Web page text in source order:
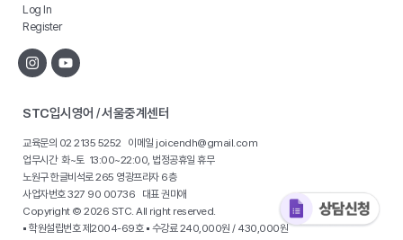
Log In
Register
STC입시영어 / 서울중계센터
교육문의 02 2135 5252 이메일 joicendh@gmail.com
업무시간 화~토 13:00~22:00, 법정공휴일 휴무
노원구 한글비석로 265 영광프라자 6층
사업자번호 327 90 00736 대표 권미애
Copyright © 2026 STC. All right reserved.
▪ 학원설립번호 제2004-69호 ▪ 수강료 240,000원 / 430,000원